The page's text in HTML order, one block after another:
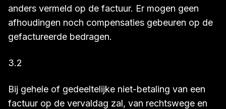
anders vermeld op de factuur. Er mogen geen
afhoudingen noch compensaties gebeuren op de
gefactureerde bedragen.
3.2
Bij gehele of gedeeltelijke niet-betaling van een
factuur op de vervaldag zal, van rechtswege en